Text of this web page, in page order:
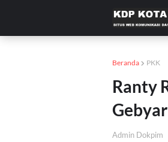
Beranda PKK
Ranty
Admin Dokpim